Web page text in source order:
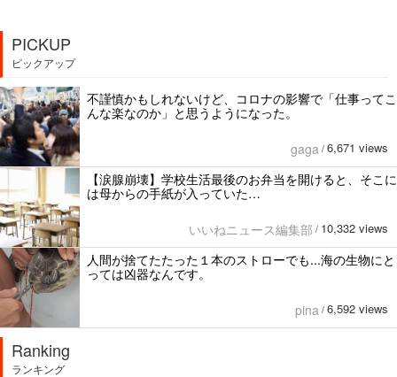
PICKUP
ピックアップ
不謹慎かもしれないけど、コロナの影響で「仕事ってこ
んな楽なのか」と思うようになった。
gaga / 6,671 views
【涙腺崩壊】学校生活最後のお弁当を開けると、そこに
は母からの手紙が入っていた…
いいねニュース編集部 / 10,332 views
人間が捨てたたった１本のストローでも...海の生物にと
っては凶器なんです。
pina / 6,592 views
Ranking
ランキング